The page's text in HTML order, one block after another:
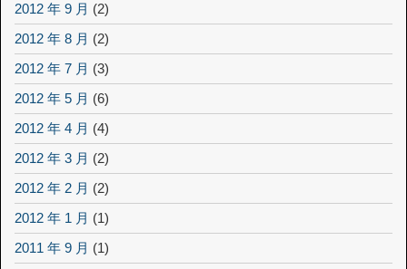
2012 年 9 月 (2)
2012 年 8 月 (2)
2012 年 7 月 (3)
2012 年 5 月 (6)
2012 年 4 月 (4)
2012 年 3 月 (2)
2012 年 2 月 (2)
2012 年 1 月 (1)
2011 年 9 月 (1)